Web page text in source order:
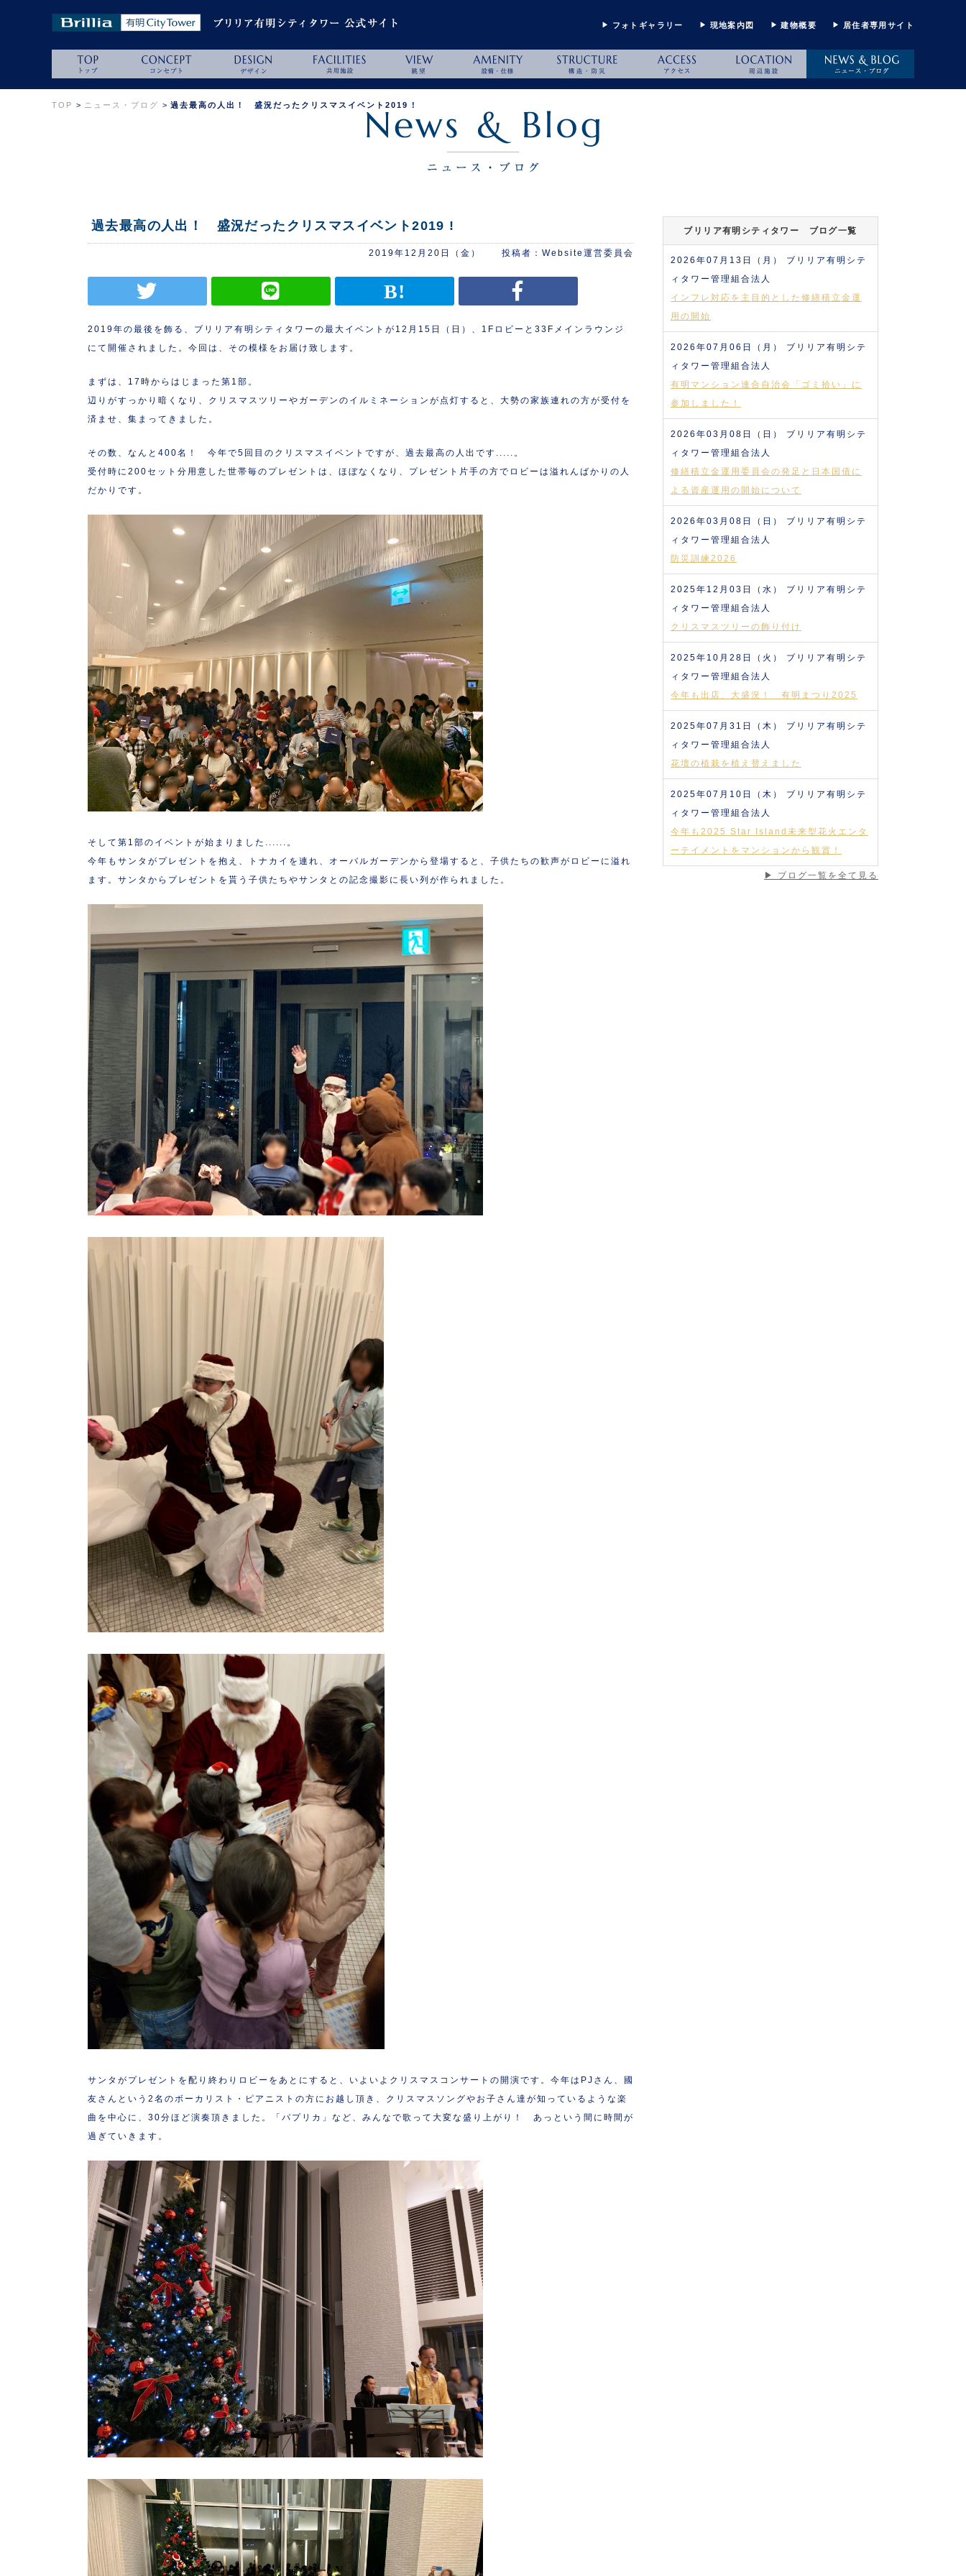
フォトギャラリー 現地案内図 建物概要 居住者専用サイト
TOP > ニュース・ブログ > 過去最高の人出！ 盛況だったクリスマスイベント2019 !
過去最高の人出！ 盛況だったクリスマスイベント2019 !
2019年12月20日（金） Website運営委員会
2019年の最後を飾る、ブリリア有明シティタワーの最大イベントが12月15日（日）、1Fロビーと33Fメインラウンジ
にて開催されました。今回は、その模様をお届け致します。
まずは、17時からはじまった第1部。
辺りがすっかり暗くなり、クリスマスツリーやガーデンのイルミネーションが点灯すると、大勢の家族連れの方が受付を
済ませ、集まってきました。
その数、なんと400名！ 今年で5回目のクリスマスイベントですが、過去最高の人出です.....。
受付時に200セット分用意した世帯毎のプレゼントは、ほぼなくなり、プレゼント片手の方でロビーは溢れんばかりの人
だかりです。
そして第1部のイベントが始まりました......。
今年もサンタがプレゼントを抱え、トナカイを連れ、オーバルガーデンから登場すると、子供たちの歓声がロビーに溢れ
ます。サンタからプレゼントを貰う子供たちやサンタとの記念撮影に長い列が作られました。
サンタがプレゼントを配り終わりロビーをあとにすると、いよいよクリスマスコンサートの開演です。今年はPJさん、國
友さんという2名のボーカリスト・ピアニストの方にお越し頂き、クリスマスソングやお子さん達が知っているような楽
曲を中心に、30分ほど演奏頂きました。「パプリカ」など、みんなで歌って大変な盛り上がり！ あっという間に時間が
過ぎていきます。
ブリリア有明シティタワー ブログ一覧
2026年07月13日（月）
ブリリア有明シテ
ィタワー管理組合法人
インフレ対応を主目的とした修繕積立金運
用の開始
2026年07月06日（月）
ブリリア有明シテ
ィタワー管理組合法人
有明マンション連合自治会「ゴミ拾い」に
参加しました！
2026年03月08日（日）
ブリリア有明シテ
ィタワー管理組合法人
修繕積立金運用委員会の発足と日本国債に
よる資産運用の開始について
2026年03月08日（日）
ブリリア有明シテ
ィタワー管理組合法人
防災訓練2026
2025年12月03日（水）
ブリリア有明シテ
ィタワー管理組合法人
クリスマスツリーの飾り付け
2025年10月28日（火）
ブリリア有明シテ
ィタワー管理組合法人
今年も出店、大盛況！ 有明まつり2025
2025年07月31日（木）
ブリリア有明シテ
ィタワー管理組合法人
花壇の植栽を植え替えました
2025年07月10日（木）
ブリリア有明シテ
ィタワー管理組合法人
今年も2025 Star Island未来型花火エンタ
ーテイメントをマンションから観賞！
▶ ブログ一覧を全て見る